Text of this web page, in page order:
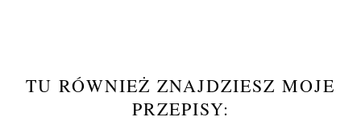
TU RÓWNIEŻ ZNAJDZIESZ MOJE
PRZEPISY: